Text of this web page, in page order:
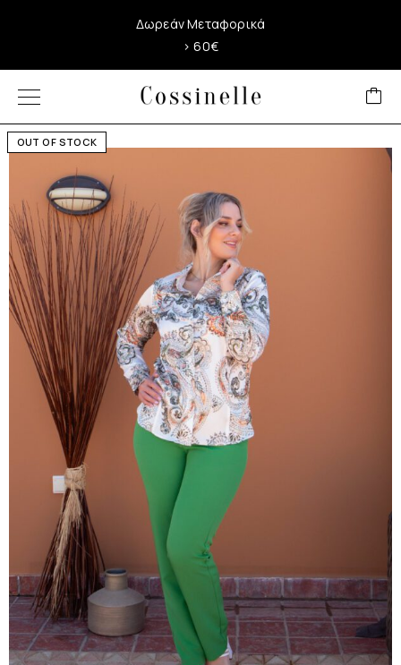
Δωρεάν Μεταφορικά
> 60€
OUT OF STOCK